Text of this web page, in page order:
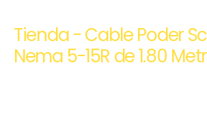
Tienda - Cable Poder
Nema 5-15R de 1.80